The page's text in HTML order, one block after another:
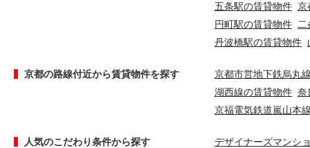
五条駅の賃貸物件 京
円町駅の賃貸物件
丹波橋駅の賃貸物件
京都の路線付近から賃貸物件を探す
京都市営地下鉄烏丸
湖西線の賃貸物件 奈
京福電気鉄道嵐山本
人気のこだわり条件から探す
デザイナーズマンシ